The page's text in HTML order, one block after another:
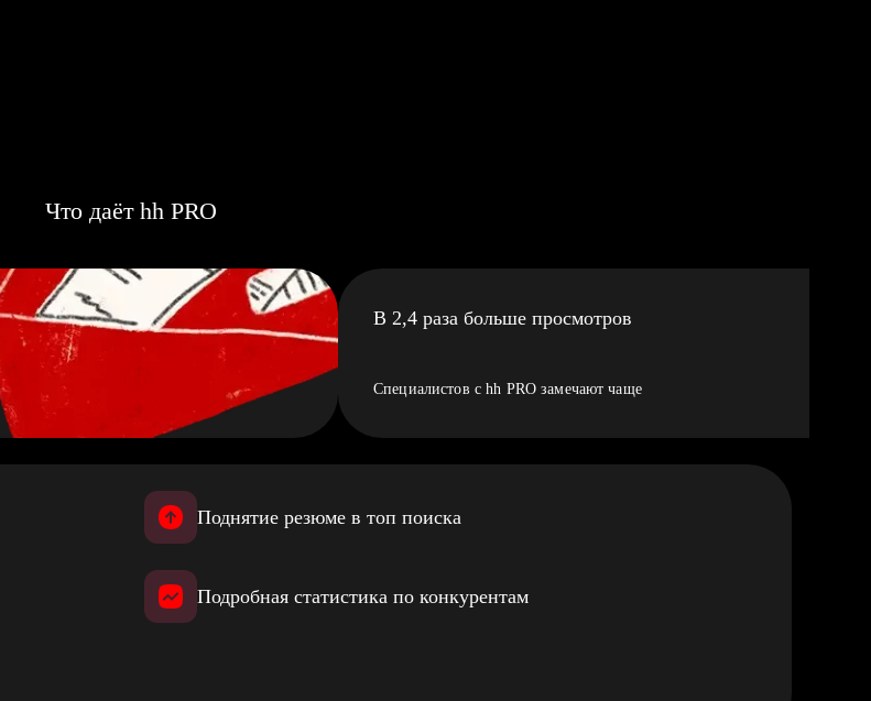
Что даёт hh PRO
В 2,4 раза больше просмотров
Специалистов с hh PRO замечают чаще
Поднятие резюме в топ поиска
Подробная статистика по конкурентам